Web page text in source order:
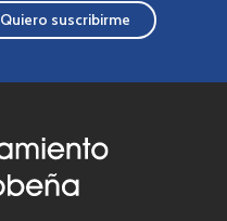
Quiero suscribirme